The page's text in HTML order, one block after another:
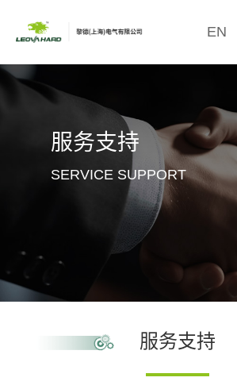
EN
服务支持
SERVICE SUPPORT
服务支持